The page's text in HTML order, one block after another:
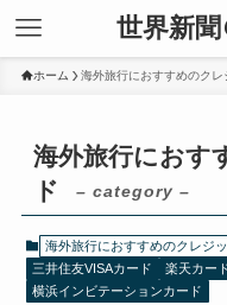
世界新
ホーム 海外旅行におすすめのクレ
海外旅行におす
ド
– category –
海外旅行におすすめのクレジ
三井住友VISAカード
楽天カー
横浜インビテーションカード